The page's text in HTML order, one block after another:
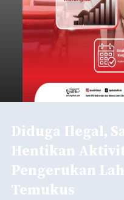
Diduga Ilegal,
Hentikan
Pengerukan
Temukus